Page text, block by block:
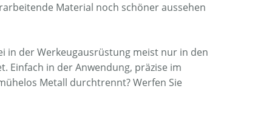
Material noch schöner aussehen
in der Werkeugausrüstung meist nur in den
Einfach in der Anwendung, präzise im
Metall durchtrennt? Werfen Sie